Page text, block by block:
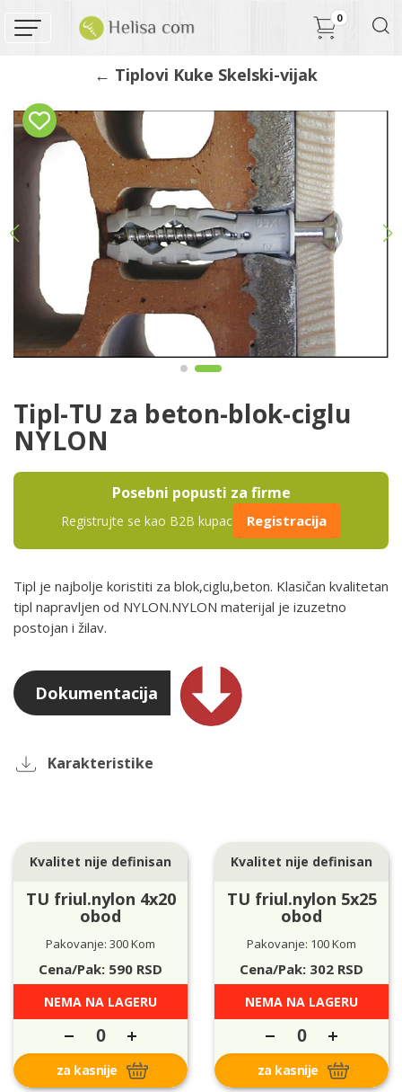
0
← Tiplovi Kuke Skelski-vijak
Tipl-TU za beton-blok-ciglu
NYLON
Posebni popusti za firme
Registrujte se kao B2B kupac Registracija
Tipl je najbolje koristiti za blok,ciglu,beton. Klasičan kvalitetan
tipl napravljen od NYLON.NYLON materijal je izuzetno
postojan i žilav.
Dokumentacija
Karakteristike
Kvalitet nije definisan
TU friul.nylon 4x20
obod
Pakovanje: 300 Kom
Cena/Pak: 590 RSD
NEMA NA LAGERU
za kasnije
Kvalitet nije definisan
TU friul.nylon 5x25
obod
Pakovanje: 100 Kom
Cena/Pak: 302 RSD
NEMA NA LAGERU
za kasnije